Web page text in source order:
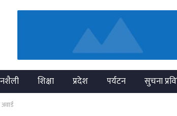
शिक्षा प्रदेश पर्यटन सुचना